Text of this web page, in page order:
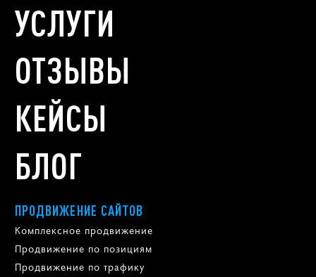
УСЛУГИ
ОТЗЫВЫ
КЕЙСЫ
БЛОГ
ПРОДВИЖЕНИЕ САЙТОВ
Комплексное продвижение
Продвижение по позициям
Продвижение по трафику